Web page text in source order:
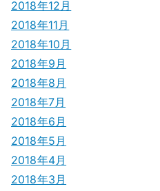
2018年12月
2018年11月
2018年10月
2018年9月
2018年8月
2018年7月
2018年6月
2018年5月
2018年4月
2018年3月